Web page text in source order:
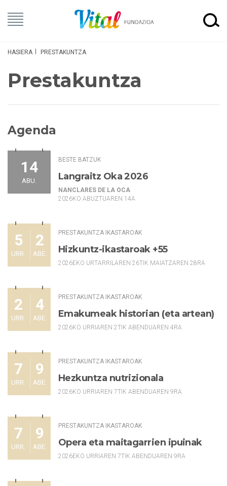
HASIERA PRESTAKUNTZA
Prestakuntza
Agenda
14
ABU.
BESTE BATZUK
Langraitz Oka 2026
NANCLARES DE LA OCA
2026KO ABUZTUAREN 14A
5
URR.
2
ABE.
PRESTAKUNTZA IKASTAROAK
Hizkuntz-ikastaroak +55
2026EKO URTARRILAREN 26TIK MAIATZAREN 28RA
2
URR.
4
ABE.
PRESTAKUNTZA IKASTAROAK
Emakumeak historian (eta artean)
2026KO URRIAREN 2TIK ABENDUAREN 4RA
7
URR.
9
ABE.
PRESTAKUNTZA IKASTAROAK
Hezkuntza nutrizionala
2026KO URRIAREN 7TIK ABENDUAREN 9RA
7
URR.
9
ABE.
PRESTAKUNTZA IKASTAROAK
Opera eta maitagarrien ipuinak
2026EKO URRIAREN 7TIK ABENDUAREN 9RA